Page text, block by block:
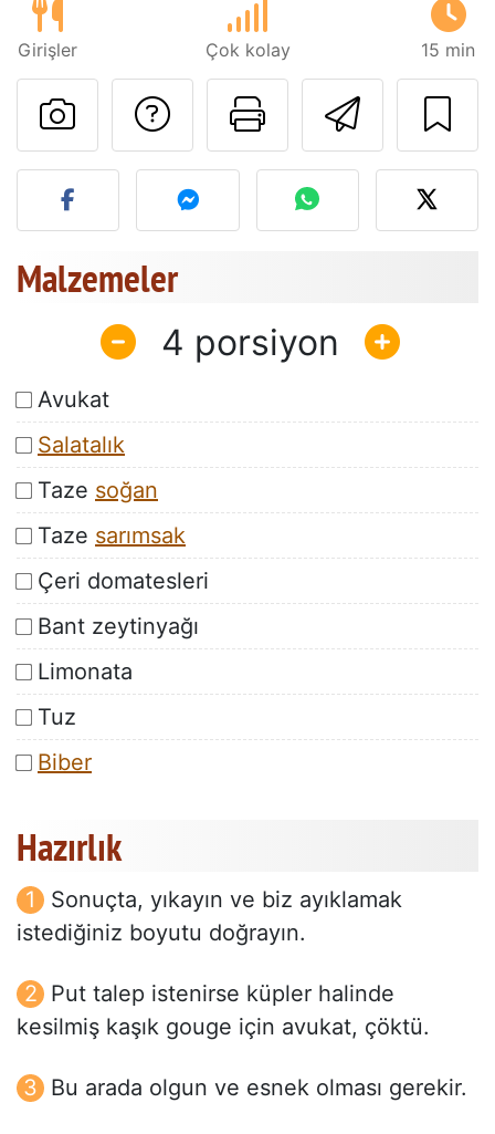
Girişler Çok kolay 15 min
Bu sayfayı
Tarif sahibine bir
Bu tarifin fotoğrafını
Malzemeler
4
Avukat
Salatalık
Taze soğan
Taze sarımsak
Çeri domatesleri
Bant zeytinyağı
Limonata
Tuz
Biber
Hazırlık
Sonuçta, yıkayın ve biz ayıklamak
istediğiniz boyutu doğrayın.
Put talep istenirse küpler halinde
kesilmiş kaşık gouge için avukat, çöktü.
Bu arada olgun ve esnek olması gerekir.